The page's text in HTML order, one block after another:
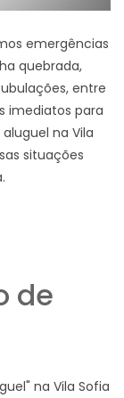
emergências
quebrada,
entre
imediatos para
na Vila
situações
de
na Vila Sofia